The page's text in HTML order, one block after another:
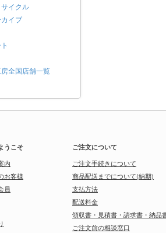
イクル
イブ
全国店舗一覧
うこそ
内
お客様
員
ご注文について
ご注文手続きについて
商品配送までについて(納期)
支払方法
配送料金
領収書・見積書・請求書・納品
ご注文前の相談窓口